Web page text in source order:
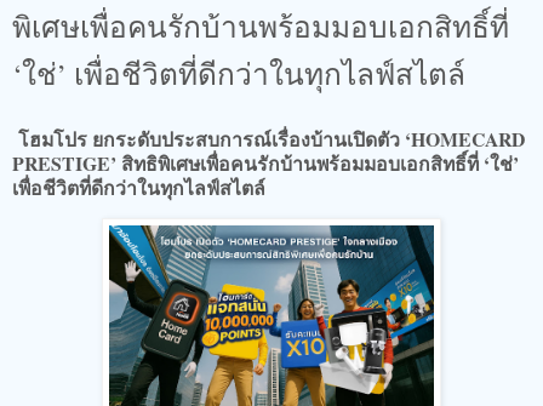
พิเศษเพื่อคนรักบ้านพร้อมมอบเอกสิทธิ์ที่
‘ใช่’ เพื่อชีวิตที่ดีกว่าในทุกไลฟ์สไตล์
โฮมโปร ยกระดับประสบการณ์เรื่องบ้านเปิดตัว ‘HOMECARD
PRESTIGE’ สิทธิพิเศษเพื่อคนรักบ้านพร้อมมอบเอกสิทธิ์ที่ ‘ใช่’
เพื่อชีวิตที่ดีกว่าในทุกไลฟ์สไตล์